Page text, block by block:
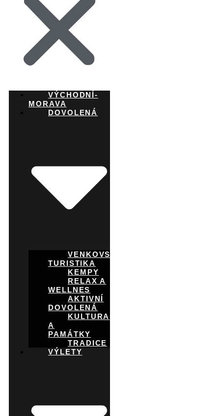
VÝCHODNÍ-
MORAVA
DOVOLENÁ
VENKOVSKÁ
TURISTIKA
KEMPY
RELAX A
WELLNES
AKTIVNÍ
DOVOLENÁ
KULTURA
A
PAMÁTKY
TRADICE
VÝLETY